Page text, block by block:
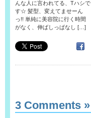
んな人に言われてる、Tハシで
す☆ 髪型、変えてませーん
っ!! 単純に美容院に行く時間
がなく、伸ばしっぱなし […]
3 Comments »